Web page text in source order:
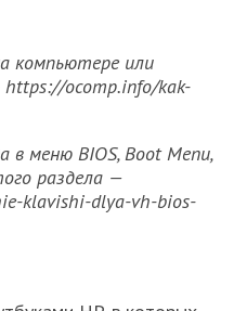
компьютере или
ocomp.info/kak-
в меню BIOS, Boot Menu,
раздела —
klavishi-dlya-vh-bios-